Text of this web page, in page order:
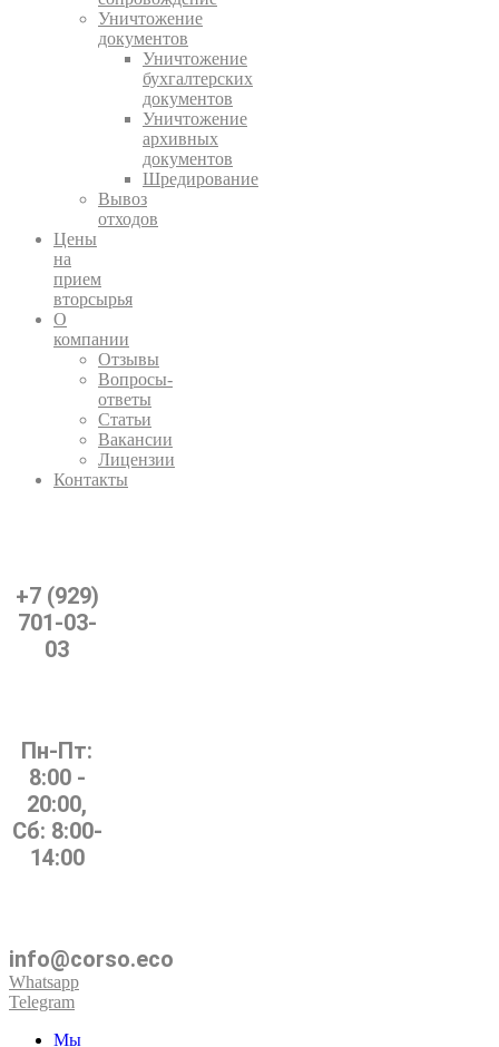
Уничтожение
документов
Уничтожение
бухгалтерских
документов
Уничтожение
архивных
документов
Шредирование
Вывоз
отходов
Цены
на
прием
вторсырья
О
компании
Отзывы
Вопросы-
ответы
Статьи
Вакансии
Лицензии
Контакты
+7 (929)
701-03-
03
Пн-Пт:
8:00 -
20:00,
Сб: 8:00-
14:00
info@corso.eco
Whatsapp
Telegram
Мы